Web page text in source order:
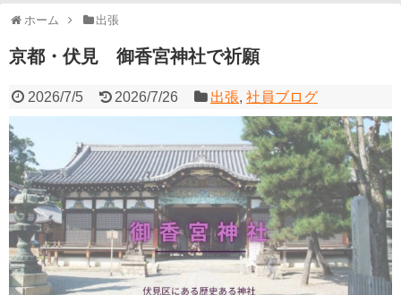
ホーム 出張
京都・伏見 御香宮神社で祈願
2026/7/5 2026/7/26 出張,社員ブログ